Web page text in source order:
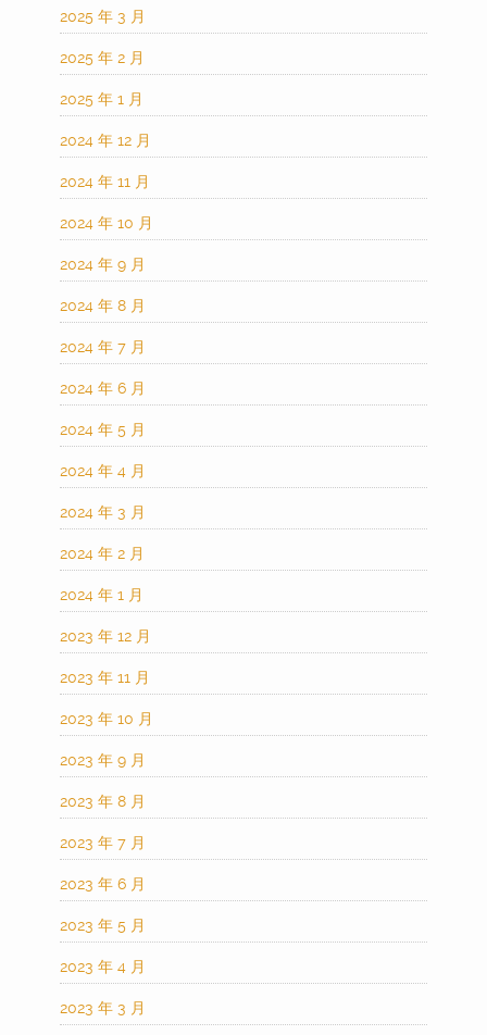
2025 年 3 月
2025 年 2 月
2025 年 1 月
2024 年 12 月
2024 年 11 月
2024 年 10 月
2024 年 9 月
2024 年 8 月
2024 年 7 月
2024 年 6 月
2024 年 5 月
2024 年 4 月
2024 年 3 月
2024 年 2 月
2024 年 1 月
2023 年 12 月
2023 年 11 月
2023 年 10 月
2023 年 9 月
2023 年 8 月
2023 年 7 月
2023 年 6 月
2023 年 5 月
2023 年 4 月
2023 年 3 月